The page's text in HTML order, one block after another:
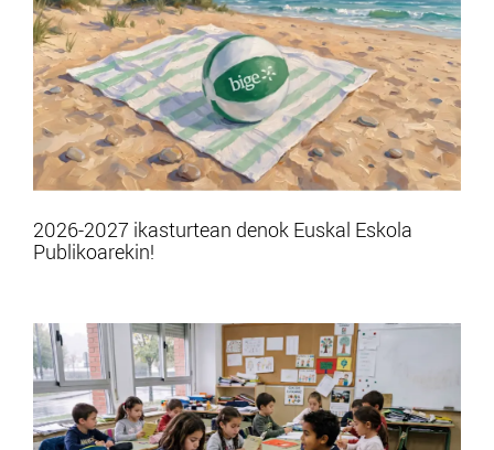
2026-2027 ikasturtean denok Euskal Eskola
Publikoarekin!